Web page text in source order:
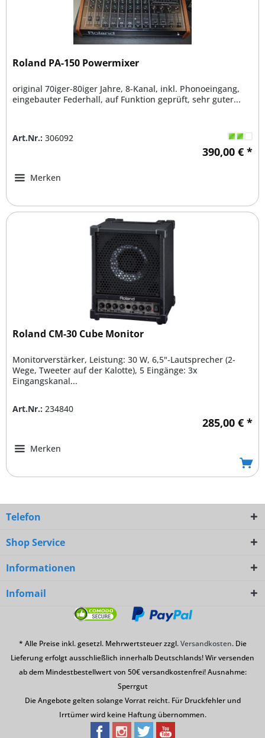
Roland PA-150 Powermixer
original 70iger-80iger Jahre, 8-Kanal, inkl. Phonoeingang,
eingebauter Federhall, auf Funktion geprüft, sehr guter...
Art.Nr.: 306092
390,00 € *
Merken
Roland CM-30 Cube Monitor
Monitorverstärker, Leistung: 30 W, 6,5"-Lautsprecher (2-
Wege, Tweeter auf der Kalotte), 5 Eingänge: 3x
Eingangskanal...
Art.Nr.: 234840
285,00 € *
Merken
Telefon
Shop Service
Informationen
Infomail
* Alle Preise inkl. gesetzl. Mehrwertsteuer zzgl.Versandkosten. Die
Lieferung erfolgt ausschließlich innerhalb Deutschlands! Wir versenden
ab dem Mindestbestellwert von 50€ versandkostenfrei! Ausnahme:
Sperrgut
Die Angebote gelten solange Vorrat reicht. Für Druckfehler und
Irrtümer wird keine Haftung übernommen.